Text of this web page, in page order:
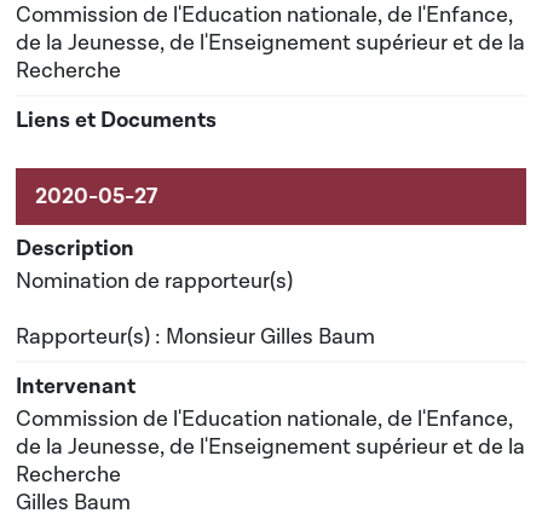
Commission de l'Education nationale, de l'Enfance,
de la Jeunesse, de l'Enseignement supérieur et de la
Recherche
Nomination de rapporteur(s)
Rapporteur(s) : Monsieur Gilles Baum
Commission de l'Education nationale, de l'Enfance,
de la Jeunesse, de l'Enseignement supérieur et de la
Recherche
Gilles Baum